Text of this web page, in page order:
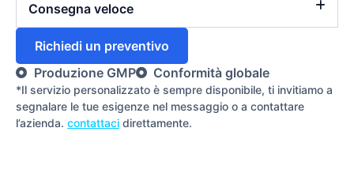
Consegna veloce
Richiedi un preventivo
Produzione GMP
Conformità globale
*Il servizio personalizzato è sempre disponibile, ti invitiamo a
segnalare le tue esigenze nel messaggio o a contattare
l’azienda. contattaci direttamente.